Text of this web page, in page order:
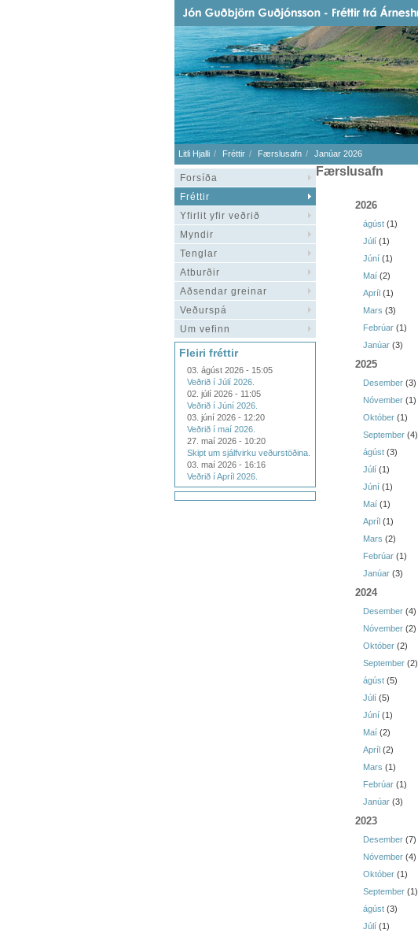
Litli Hjalli Fréttir Færslusafn Janúar 2026
Forsíða
Fréttir
Yfirlit yfir veðrið
Myndir
Tenglar
Atburðir
Aðsendar greinar
Veðurspá
Um vefinn
Fleiri fréttir
03. ágúst 2026 - 15:05
Veðrið í Júlí 2026.
02. júlí 2026 - 11:05
Veðrið í Júní 2026.
03. júní 2026 - 12:20
Veðrið í maí 2026.
27. maí 2026 - 10:20
Skipt um sjálfvirku veðurstöðina.
03. maí 2026 - 16:16
Veðrið í Apríl 2026.
Færslusafn
2026
ágúst (1)
Júlí (1)
Júní (1)
Maí (2)
Apríl (1)
Mars (3)
Febrúar (1)
Janúar (3)
2025
Desember (3)
Nóvember (1)
Október (1)
September (4)
ágúst (3)
Júlí (1)
Júní (1)
Maí (1)
Apríl (1)
Mars (2)
Febrúar (1)
Janúar (3)
2024
Desember (4)
Nóvember (2)
Október (2)
September (2)
ágúst (5)
Júlí (5)
Júní (1)
Maí (2)
Apríl (2)
Mars (1)
Febrúar (1)
Janúar (3)
2023
Desember (7)
Nóvember (4)
Október (1)
September (1)
ágúst (3)
Júlí (1)